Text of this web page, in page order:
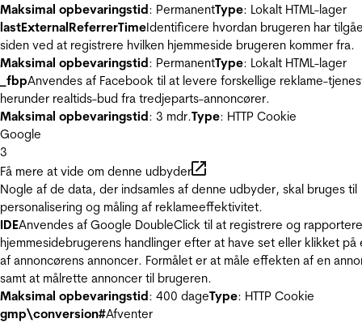
Maksimal opbevaringstid: PermanentType: Lokalt HTML-lager
lastExternalReferrerTimeIdentificere hvordan brugeren har
siden ved at registrere hvilken hjemmeside brugeren kommer fra.
Maksimal opbevaringstid: PermanentType: Lokalt HTML-lager
_fbpAnvendes af Facebook til at levere forskellige reklame-
herunder realtids-bud fra tredjeparts-annoncører.
Maksimal opbevaringstid: 3 mdr.Type: HTTP Cookie
Google
3
Få mere at vide om denne udbyder
Nogle af de data, der indsamles af denne udbyder, skal bruges til
personalisering og måling af reklameeffektivitet.
IDEAnvendes af Google DoubleClick til at registrere og
hjemmesidebrugerens handlinger efter at have set eller klikket på
af annoncørens annoncer. Formålet er at måle effekten af en
samt at målrette annoncer til brugeren.
Maksimal opbevaringstid: 400 dageType: HTTP Cookie
gmp\conversion#Afventer